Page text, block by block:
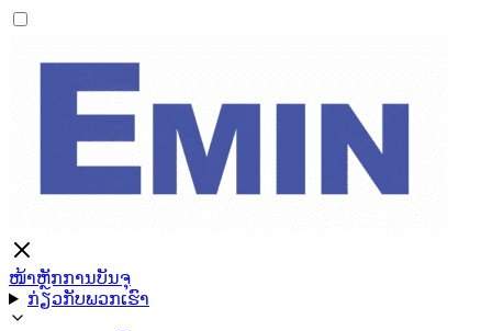
ໜ້າຫຼັກການບັນຈຸ
ກ່ຽວກັບພວກເຮົາ